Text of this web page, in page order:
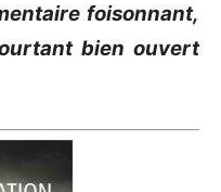
foisonnant,
bien ouvert